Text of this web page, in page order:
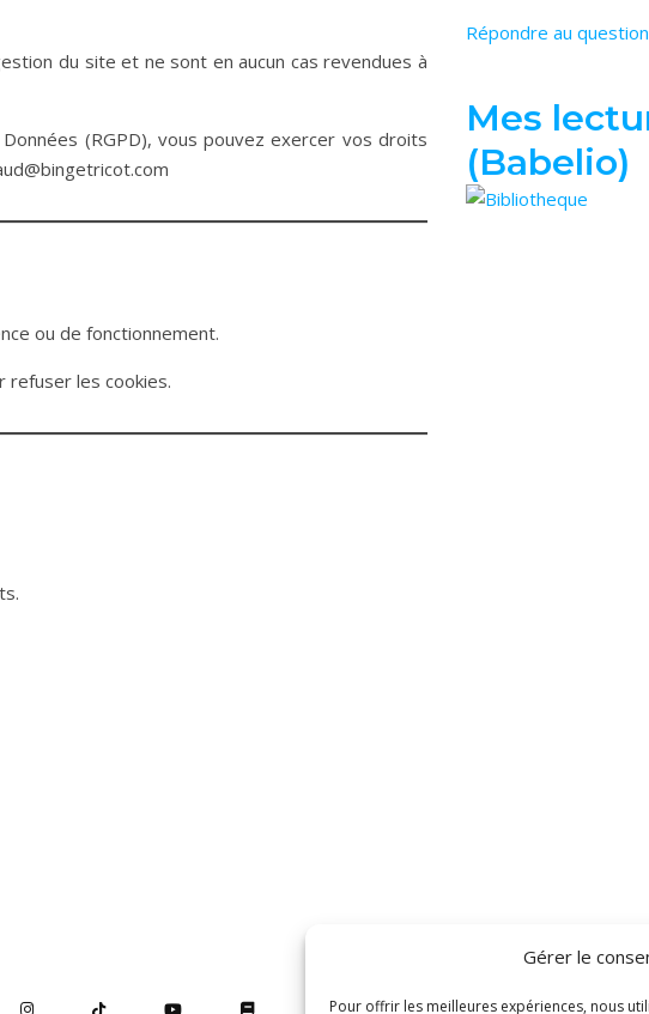
Gérer le
Pour offrir les meilleures expériences, nous
du site et ne sont en aucun cas revendues à
(RGPD), vous pouvez exercer vos droits
ou de fonctionnement.
refuser les cookies.
Répondre au
Mes
(Babelio)